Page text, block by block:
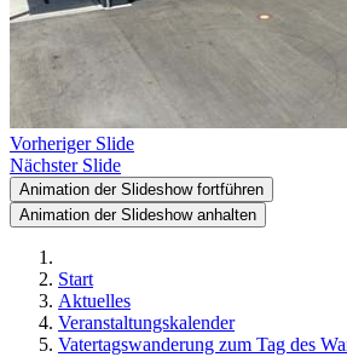
Vorheriger Slide
Nächster Slide
Animation der Slideshow fortführen
Animation der Slideshow anhalten
Start
Aktuelles
Veranstaltungskalender
Vatertagswanderung zum Tag des